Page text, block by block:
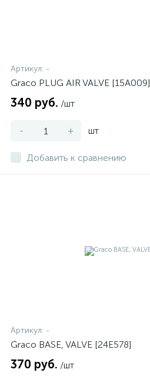
Артикул: -
Graco PLUG AIR VALVE [15A009]
340 руб. /шт
- + шт
Добавить к сравнению
Артикул: -
Graco BASE, VALVE [24E578]
370 руб. /шт